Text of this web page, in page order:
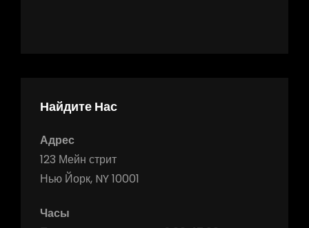
Найдите Нас
Адрес
123 Мейн стрит
Нью Йорк, NY 10001
Часы